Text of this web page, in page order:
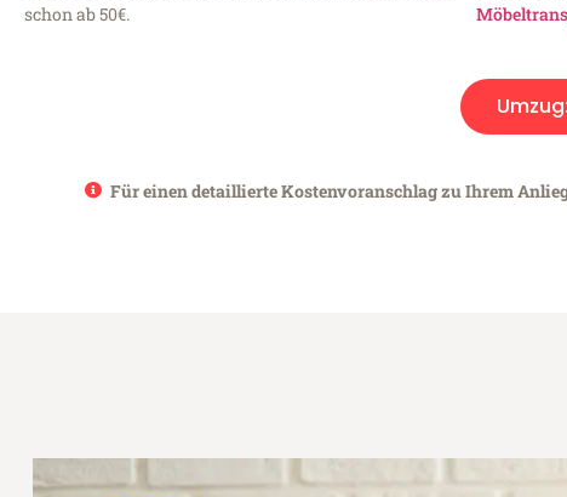
schon ab 50€.
Umzug:
Für einen detaillierte Kostenvoranschlag zu Ihrem